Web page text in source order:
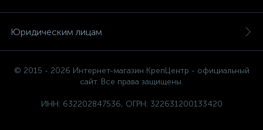
Юридическим лицам
© 2015 - 2026 Интернет-магазин КрепЦентр - официальный
сайт. Все права защищены.
ИНН: 632202847536, ОГРН: 322631200133420